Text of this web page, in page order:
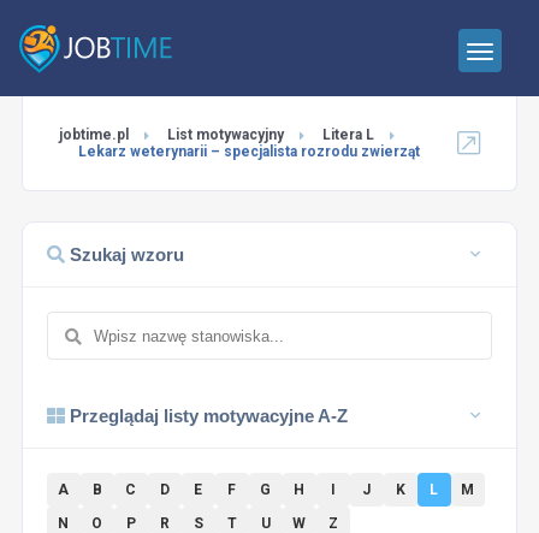
jobtime.pl List motywacyjny
Litera L
Lekarz weterynarii – specjalista rozrodu zwierząt
Szukaj wzoru
Przeglądaj listy motywacyjne A-Z
A B C D E F G H J K L
M
N
O P R S T U W Z